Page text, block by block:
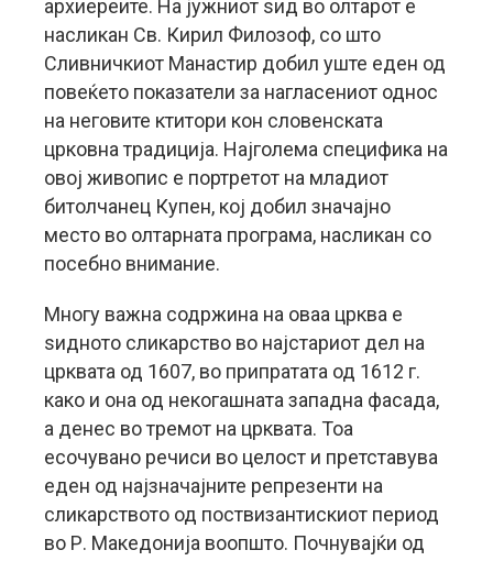
архиереите. На јужниот ѕид во олтарот е
насликан Св. Кирил Филозоф, со што
Сливничкиот Манастир добил уште еден од
повеќето показатели за нагласениот однос
на неговите ктитори кон словенската
црковна традиција. Најголема специфика на
овој живопис е портретот на младиот
битолчанец Купен, кој добил значајно
место во олтарната програма, насликан со
посебно внимание.
Многу важна содржина на оваа црква е
ѕидното сликарство во најстариот дел на
црквата од 1607, во припратата од 1612 г.
како и она од некогашната западна фасада,
а денес во тремот на црквата. Тоа
есочувано речиси во целост и претставува
еден од најзначајните репрезенти на
сликарството од поствизантискиот период
во Р. Македонија воопшто. Почнувајќи од